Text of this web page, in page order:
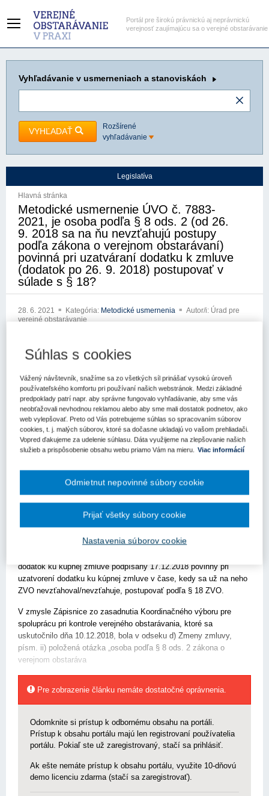
Portál pre širokú právnickú aj neprávnickú
verejnosť zaujímajúcu sa o verejné obstarávanie
Vyhľadávanie v usmerneniach a stanoviskách
VYHĽADAŤ
Rozšírené
vyhľadávanie
Legislatíva
Hlavná stránka
Metodické usmernenie ÚVO č. 7883-
2021, je osoba podľa § 8 ods. 2 (od 26.
9. 2018 sa na ňu nevzťahujú postupy
podľa zákona o verejnom obstarávaní)
povinná pri uzatváraní dodatku k zmluve
(dodatok po 26. 9. 2018) postupovať v
súlade s § 18?
28. 6. 2021 Kategória: Metodické usmernenia
Autor/i: Úrad pre
verejné obstarávanie
Úradu pre verejné obstarávanie
Bratislava: 28.06.2021
Elektronickou poštou zo dňa 14.06.2021 ste sa obrátili na Úrad pre
verejné obstarávanie (ďalej len „úrad“) so žiadosťou o usmernenie
k aplikácii zákona č. 343/2015 Z.z. o verejnom obstarávaní a o
Skutkový stav žiadosti, cit.: Naša otázka sa týka skutočnosti, či
bol/je prijímateľ, ktorý realizoval ako osoba podľa § 8 ods. 2
nadlimitnú zákazku podlimitným postupom podľa ZVO: - VO
dodatok ku kúpnej zmluve podpísaný 17.12.2018 povinný pri
uzatvorení dodatku ku kúpnej zmluve v čase, kedy sa už na neho
ZVO nevzťahoval/nevzťahuje, postupovať podľa § 18 ZVO.
V zmysle Zápisnice zo zasadnutia Koordinačného výboru pre
spoluprácu pri kontrole verejného obstarávania, ktoré sa
uskutočnilo dňa 10.12.2018, bola v odseku d) Zmeny zmluvy,
písm. ii) položená otázka „osoba podľa § 8 ods. 2 zákona o
verejnom obstaráva
Pre zobrazenie článku nemáte dostatočné oprávnenia.
Odomknite si prístup k odbornému obsahu na portáli.
Prístup k obsahu portálu majú len registrovaní používatelia
portálu. Pokiaľ ste už zaregistrovaný, stačí sa prihlásiť.
Ak ešte nemáte prístup k obsahu portálu, využite 10-dňovú
demo licenciu zdarma (stačí sa zaregistrovať).
Súhlas s cookies
Vážený návštevník, snažíme sa zo všetkých síl prinášať vysokú úroveň
používateľského komfortu pri používaní našich webstránok. Medzi základné
predpoklady patrí napr. aby správne fungovalo vyhľadávanie, aby sme vás
neobťažovali nevhodnou reklamou alebo aby sme mali dostatok podnetov, ako
web vylepšovať. Preto od Vás potrebujeme súhlas so spracovaním súborov
cookies, t. j. malých súborov, ktoré sa dočasne ukladajú vo vašom prehliadači.
Vopred ďakujeme za udelenie súhlasu. Dáta využijeme na zlepšovanie našich
služieb a prispôsobenie obsahu webu priamo Vám na mieru. Viac informácií
Nastavenia súborov cookie
Odmietnut nepovinné súbory cookie
Prijať všetky súbory cookie